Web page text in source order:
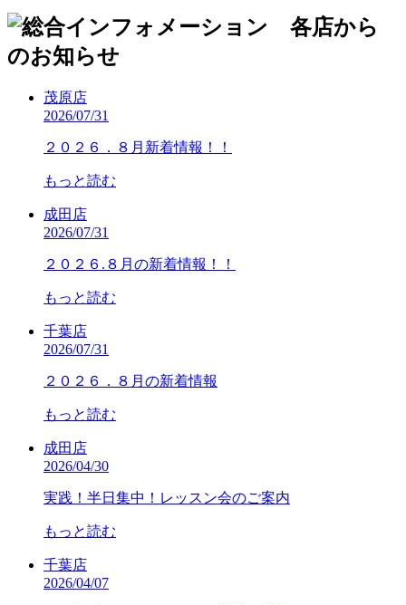
茂原店
2026/07/31
２０２６．８月新着情報！！
もっと読む
成田店
2026/07/31
２０２６.８月の新着情報！！
もっと読む
千葉店
2026/07/31
２０２６．８月の新着情報
もっと読む
成田店
2026/04/30
実践！半日集中！レッスン会のご案内
もっと読む
千葉店
2026/04/07